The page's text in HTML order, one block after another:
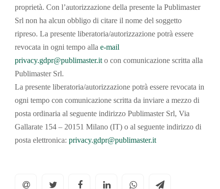
proprietà. Con l’autorizzazione della presente la Publimaster
Srl non ha alcun obbligo di citare il nome del soggetto
ripreso. La presente liberatoria/autorizzazione potrà essere
revocata in ogni tempo alla e-mail
privacy.gdpr@publimaster.it o con comunicazione scritta alla
Publimaster Srl.
La presente liberatoria/autorizzazione potrà essere revocata in
ogni tempo con comunicazione scritta da inviare a mezzo di
posta ordinaria al seguente indirizzo Publimaster Srl, Via
Gallarate 154 – 20151 Milano (IT) o al seguente indirizzo di
posta elettronica: privacy.gdpr@publimaster.it